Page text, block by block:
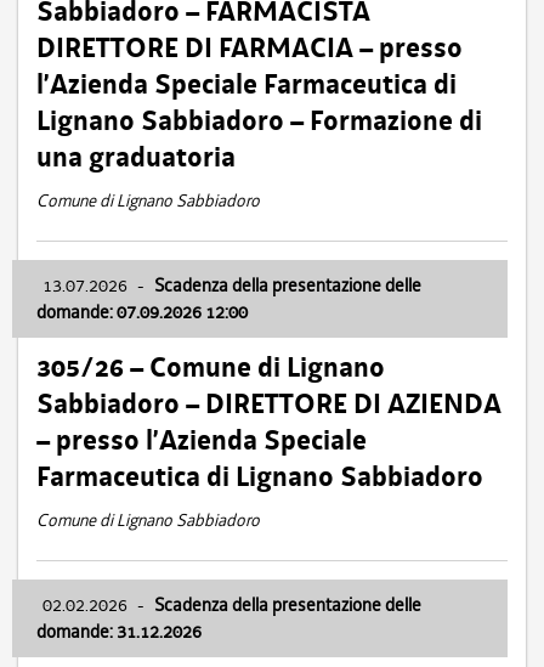
Sabbiadoro – FARMACISTA
DIRETTORE DI FARMACIA – presso
l’Azienda Speciale Farmaceutica di
Lignano Sabbiadoro – Formazione di
una graduatoria
Comune di Lignano Sabbiadoro
13.07.2026 - Scadenza della presentazione delle
domande: 07.09.2026 12:00
305/26 – Comune di Lignano
Sabbiadoro – DIRETTORE DI AZIENDA
– presso l’Azienda Speciale
Farmaceutica di Lignano Sabbiadoro
Comune di Lignano Sabbiadoro
02.02.2026 - Scadenza della presentazione delle
domande: 31.12.2026